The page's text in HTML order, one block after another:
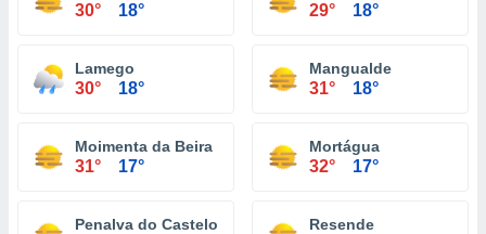
30° 18° 29° 18°
Lamego
30° 18°
Mangualde
31° 18°
Moimenta da Beira
31° 17°
Mortágua
32° 17°
Penalva do Castelo Resende